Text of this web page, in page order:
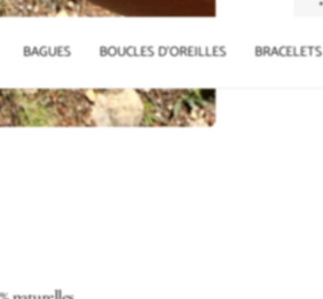
BAGUES BOUCLES D'OREILLES BRACELETS